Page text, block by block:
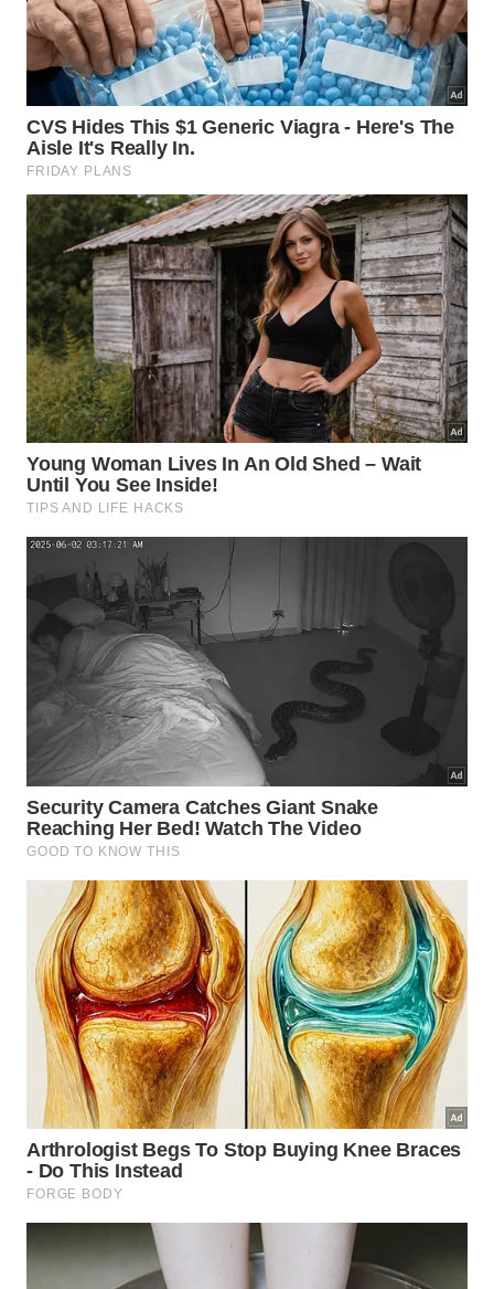
depender só de aparelho de academia. O estudo
pode ser consultado empágina do estudo no
PubMed com referência ao artigo original.
Quais erros fazem esse exercício
perder efeito?
Muita gente transforma treino de equilíbrio em teste
de coragem. Tira a mão do apoio cedo demais,
acelera o movimento e compensa com tronco
inclinado. Aí o corpo dribla a tarefa, em vez de
aprender a controlar a oscilação. Na academia isso
também acontece quando a pessoa aumenta carga,
mas não melhora a mecânica.
Alguns ajustes deixam o exercício caseiro mais
eficiente e mais seguro ao mesmo tempo:
Não prenda a respiração durante a sustentação
Evite jogar o quadril para o lado da perna de
apoio
Não use cadeira leve ou objeto que deslize
Prefira poucas repetições bem feitas a séries